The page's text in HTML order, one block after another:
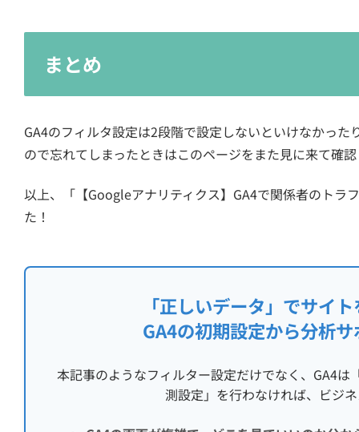
まとめ
GA4のフィルタ設定は2段階で設定しないといけなかっ
ので忘れてしまったときはこのページをまた見に来て確
以上、「【Googleアナリティクス】GA4で関係者のトラ
た！
「正しいデータ」でサイ
GA4の初期設定から分析
本記事のようなフィルター設定だけでなく、GA4
測設定」を行わなければ、ビジ